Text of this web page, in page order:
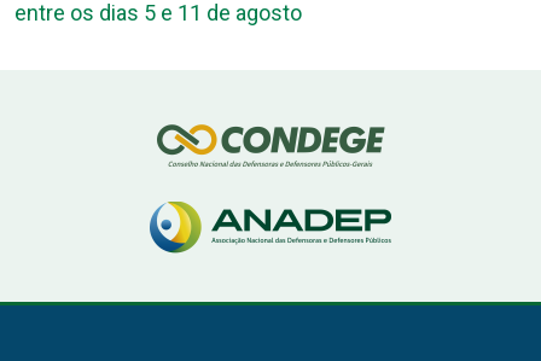
entre os dias 5 e 11 de agosto